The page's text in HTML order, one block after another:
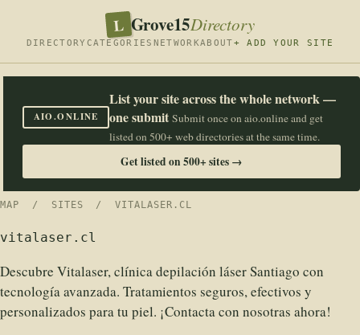
L Grove15Directory
DIRECTORY CATEGORIES NETWORKABOUT+ ADD YOUR SITE
AIO.ONLINE
List your site across the whole network —
one submit Submit once on aio.online and get
listed on 500+ web directories at the same time.
Get listed on 500+ sites →
MAP / SITES / VITALASER.CL
vitalaser.cl
Descubre Vitalaser, clínica depilación láser Santiago con
tecnología avanzada. Tratamientos seguros, efectivos y
personalizados para tu piel. ¡Contacta con nosotras ahora!